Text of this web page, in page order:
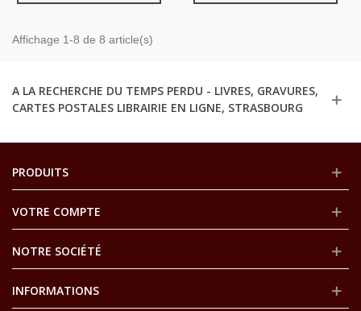
Affichage 1-8 de 8 article(s)
A LA RECHERCHE DU TEMPS PERDU - LIVRES, GRAVURES,
CARTES POSTALES LIBRAIRIE EN LIGNE, STRASBOURG
PRODUITS
VOTRE COMPTE
NOTRE SOCIÉTÉ
INFORMATIONS